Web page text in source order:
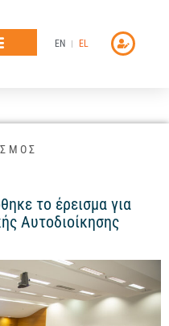
EN EL
το έρεισμα για
Αυτοδιοίκησης